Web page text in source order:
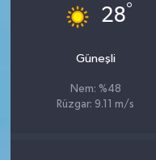
28°
Güneşli
Nem: %48
Rüzgar: 9.11 m/s